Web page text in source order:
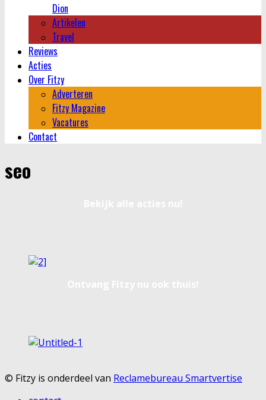
Dion
Artikelen
Travel
Reviews
Acties
Over Fitzy
Adverteren
Fitzy Magazine
Vacatures
Contact
seo
© Fitzy is onderdeel van Reclamebureau Smartvertise